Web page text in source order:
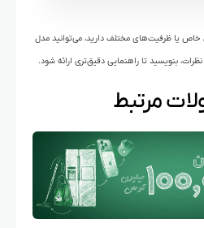
یا ظرفیت‌های مختلف دارید، می‌توانید مدل
بنویسید تا راهنمایی دقیق‌تری ارائه شود.
مرتبط